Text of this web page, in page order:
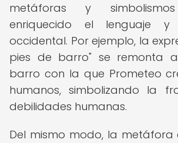
metáforas y
enriquecido el lenguaje
occidental. Por ejemplo, la
pies de barro" se remonta
barro con la que Prometeo
humanos, simbolizando la
debilidades humanas.
Del mismo modo, la